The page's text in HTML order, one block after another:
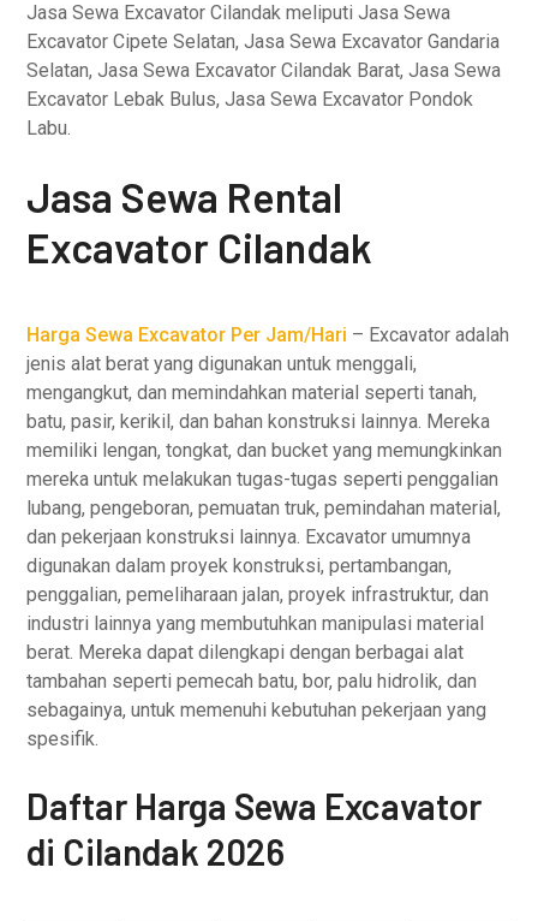
Jasa Sewa Excavator Cilandak meliputi Jasa Sewa
Excavator Cipete Selatan, Jasa Sewa Excavator Gandaria
Selatan, Jasa Sewa Excavator Cilandak Barat, Jasa Sewa
Excavator Lebak Bulus, Jasa Sewa Excavator Pondok
Labu.
Jasa Sewa Rental
Excavator Cilandak
Harga Sewa Excavator Per Jam/Hari – Excavator adalah
jenis alat berat yang digunakan untuk menggali,
mengangkut, dan memindahkan material seperti tanah,
batu, pasir, kerikil, dan bahan konstruksi lainnya. Mereka
memiliki lengan, tongkat, dan bucket yang memungkinkan
mereka untuk melakukan tugas-tugas seperti penggalian
lubang, pengeboran, pemuatan truk, pemindahan material,
dan pekerjaan konstruksi lainnya. Excavator umumnya
digunakan dalam proyek konstruksi, pertambangan,
penggalian, pemeliharaan jalan, proyek infrastruktur, dan
industri lainnya yang membutuhkan manipulasi material
berat. Mereka dapat dilengkapi dengan berbagai alat
tambahan seperti pemecah batu, bor, palu hidrolik, dan
sebagainya, untuk memenuhi kebutuhan pekerjaan yang
spesifik.
Daftar Harga Sewa Excavator
di Cilandak 2026